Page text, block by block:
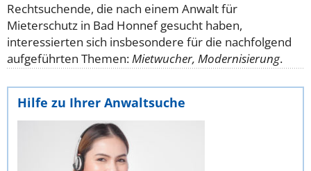
Rechtsuchende, die nach einem Anwalt für
Mieterschutz in Bad Honnef gesucht haben,
interessierten sich insbesondere für die nachfolgend
aufgeführten Themen:Mietwucher, Modernisierung.
Hilfe zu Ihrer Anwaltsuche